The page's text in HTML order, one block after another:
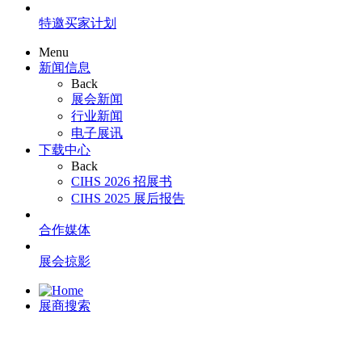
特邀买家计划
Menu
新闻信息
Back
展会新闻
行业新闻
电子展讯
下载中心
Back
CIHS 2026 招展书
CIHS 2025 展后报告
合作媒体
展会掠影
展商搜索